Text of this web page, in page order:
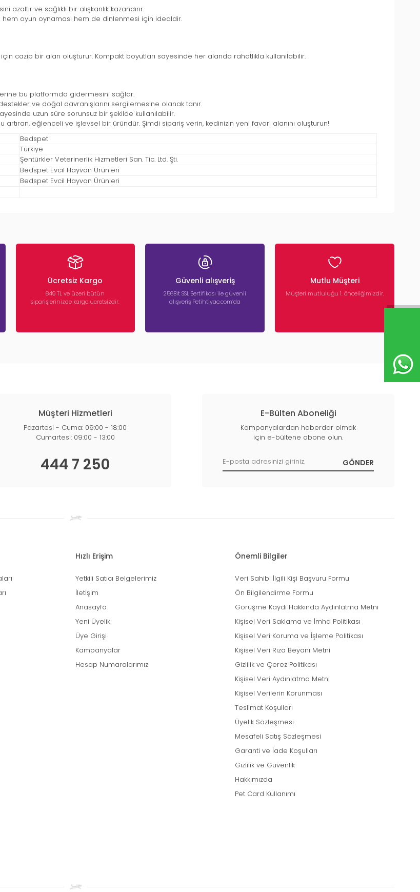
azaltır ve sağlıklı bir alışkanlık kazandırır.
hem oyun oynaması hem de dinlenmesi için idealdir.
cazip bir alan oluşturur. Kompakt boyutları sayesinde her alanda rahatlıkla kullanılabilir.
bu platformda gidermesini sağlar.
destekler ve doğal davranışlarını sergilemesine olanak tanır.
uzun süre sorunsuz bir şekilde kullanılabilir.
artıran, eğlenceli ve işlevsel bir üründür. Şimdi sipariş verin, kedinizin yeni favori alanını oluşturun!
Bedspet
Türkiye
Şentürkler Veterinerlik Hizmetleri San. Tic. Ltd. Şti.
Bedspet Evcil Hayvan Ürünleri
Bedspet Evcil Hayvan Ürünleri
Ücretsiz Kargo
849 TL ve üzeri bütün
siparişlerinizde kargo ücretsizdir.
Güvenli alışveriş
256Bit SSL Sertifikası ile güvenli
alışveriş Petihtiyac.com’da
Mutlu Müşteri
Müşteri mutluluğu 1. önceliğimizdir.
Müşteri Hizmetleri
Pazartesi - Cuma: 09:00 - 18:00
Cumartesi: 09:00 - 13:00
444 7 250
E-Bülten Aboneliği
Kampanyalardan haberdar olmak
için e-bültene abone olun.
Hızlı Erişim
Yetkili Satıcı Belgelerimiz
İletişim
Anasayfa
Yeni Üyelik
Üye Girişi
Kampanyalar
Hesap Numaralarımız
Önemli Bilgiler
Veri Sahibi İlgili Kişi Başvuru Formu
Ön Bilgilendirme Formu
Görüşme Kaydı Hakkında Aydınlatma Metni
Kişisel Veri Saklama ve İmha Politikası
Kişisel Veri Koruma ve İşleme Politikası
Kişisel Veri Rıza Beyanı Metni
Gizlilik ve Çerez Politikası
Kişisel Veri Aydınlatma Metni
Kişisel Verilerin Korunması
Teslimat Koşulları
Üyelik Sözleşmesi
Mesafeli Satış Sözleşmesi
Garanti ve İade Koşulları
Gizlilik ve Güvenlik
Hakkımızda
Pet Card Kullanımı